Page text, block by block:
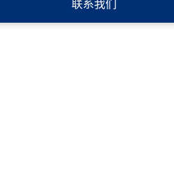
联系我们